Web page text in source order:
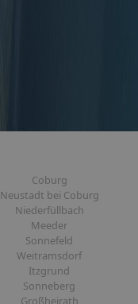
Coburg
Neustadt bei Coburg
Niederfüllbach
Meeder
Sonnefeld
Weitramsdorf
Itzgrund
Sonneberg